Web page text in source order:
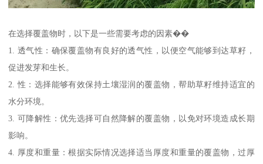
在选择覆盖物时，以下是一些需要考虑的因素��
1. 透气性：确保覆盖物有良好的透气性，以便空气能够到达草籽，
促进发芽和生长。
2. 性：选择能够有效保持土壤湿润的覆盖物，帮助草籽维持适宜的
水分环境。
3. 可降解性：优先选择可自然降解的覆盖物，以免对环境造成长期
影响。
4. 厚度和重量：根据实际情况选择适当厚度和重量的覆盖物，过厚